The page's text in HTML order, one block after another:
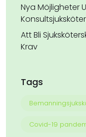
Nya Möjligheter
Att Bli
Krav
Tags
Covid-19